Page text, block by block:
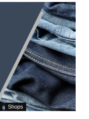
Shops